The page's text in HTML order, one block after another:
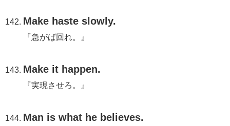
Make haste slowly.
『急がば回れ。』
Make it happen.
『実現させろ。』
Man is what he believes.